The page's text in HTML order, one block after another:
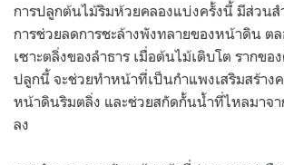
การปลูกต้นไม้ริมห้วยคลองแบ่งครั้งนี้ มีส่วนส
การช่วยลดการชะล้างพังทลายของหน้าดิน ต
เซาะตลิ่งของลำธาร เมื่อต้นไม้เติบโต รากข
ปลูกนี้ จะช่วยทำหน้าที่เป็นกำแพงเสริมสร้าง
หน้าดินริมตลิ่ง และช่วยสกัดกั้นน้ำที่ไหลมาจ
ลง